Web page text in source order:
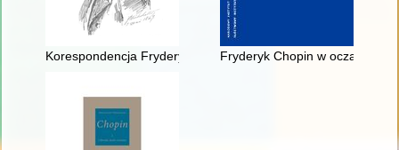
Korespondencja Fryderyka Chopina. T. 3 cz. 3,
Fryderyk Chopin w oczach